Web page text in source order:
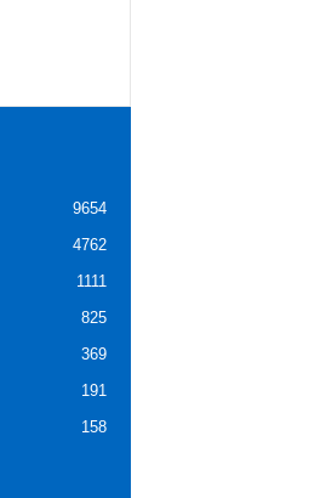
9654
4762
1111
825
369
191
158